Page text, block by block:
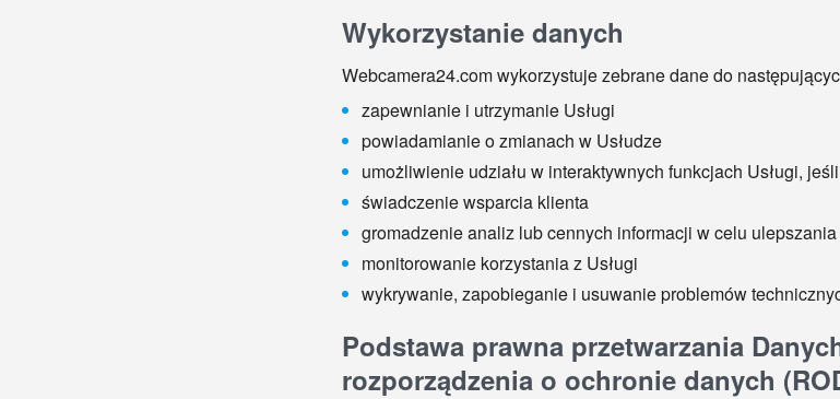
Wykorzystanie danych
Webcamera24.com wykorzystuje zebrane dane do
zapewnianie i utrzymanie Usługi
powiadamianie o zmianach w Usłudze
umożliwienie udziału w interaktywnych funkcjach Usługi,
świadczenie wsparcia klienta
gromadzenie analiz lub cennych informacji w celu ulepszania
monitorowanie korzystania z Usługi
wykrywanie, zapobieganie i usuwanie problemów
Podstawa prawna przetwarzania
rozporządzenia o ochronie danych